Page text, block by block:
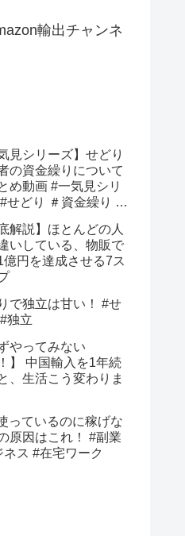
輸出チャンネ
見シリーズ】せどり
の資金繰りについて
め動画 #一気見シリ
せどり ＃資金繰り #
解説】ほとんどの人
いしている、物販で
億円を達成させる7ス
で独立は甘い！ #せ
独立
やってみない
】 中国輸入を1年続
、生活こう変わりま
っているのに稼げな
原因はこれ！ #副業
ネス #在宅ワーク